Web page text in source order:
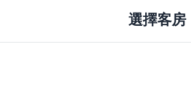
選擇客房